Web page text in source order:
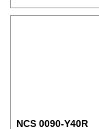
NCS 0090-Y40R